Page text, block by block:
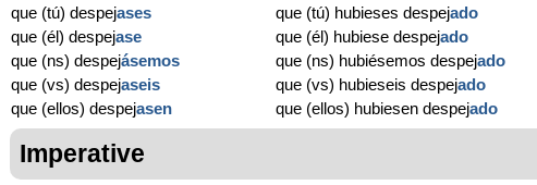
que (tú) despejases
que (él) despejase
que (ns) despejásemos
que (vs) despejaseis
que (ellos) despejasen
que (tú) hubieses despejado
que (él) hubiese despejado
que (ns) hubiésemos despejado
que (vs) hubieseis despejado
que (ellos) hubiesen despejado
Imperative